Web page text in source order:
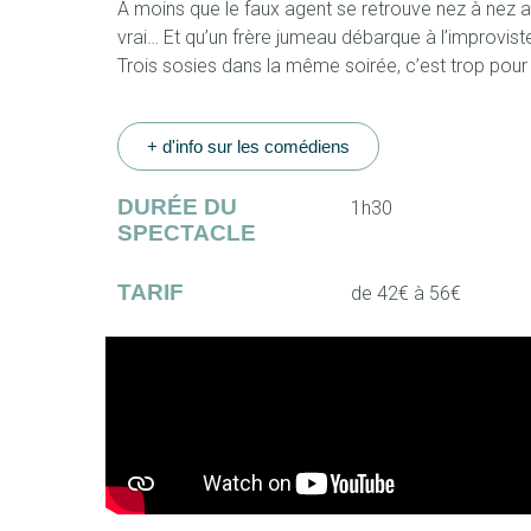
À moins que le faux agent se retrouve nez à nez
vrai… Et qu’un frère jumeau débarque à
Trois sosies dans la même soirée, c’est trop pour
+ d'info sur les comédiens
DURÉE DU
SPECTACLE
1h30
TARIF de 42€ à 56€